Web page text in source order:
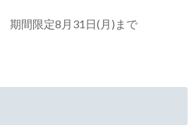
期間限定8月31日(月)まで